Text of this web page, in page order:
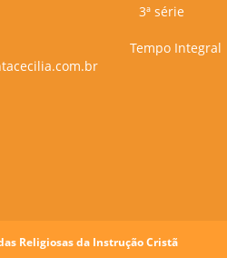
3ª série
Tempo Integral
Religiosas da Instrução Cristã